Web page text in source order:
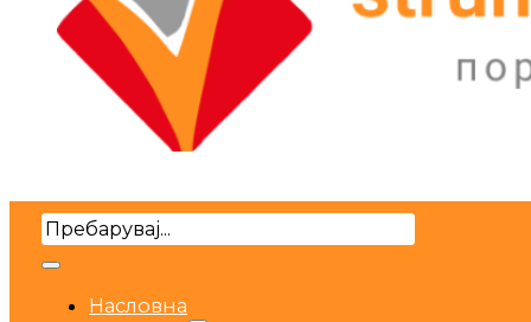
Search
Насловна